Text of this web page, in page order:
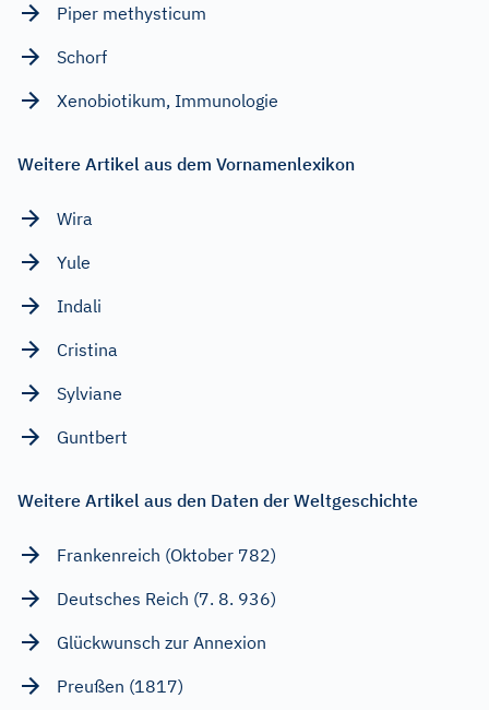
Piper methysticum
Schorf
Xenobiotikum, Immunologie
Weitere Artikel aus dem Vornamenlexikon
Wira
Yule
Indali
Cristina
Sylviane
Guntbert
Weitere Artikel aus den Daten der Weltgeschichte
Frankenreich (Oktober 782)
Deutsches Reich (7. 8. 936)
Glückwunsch zur Annexion
Preußen (1817)